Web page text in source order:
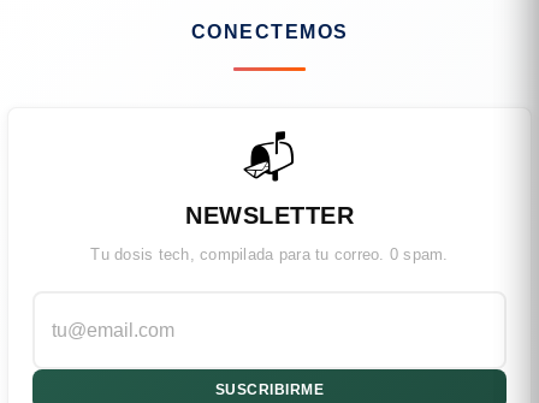
CONECTEMOS
📬
NEWSLETTER
Tu dosis tech, compilada para tu correo. 0 spam.
SUSCRIBIRME